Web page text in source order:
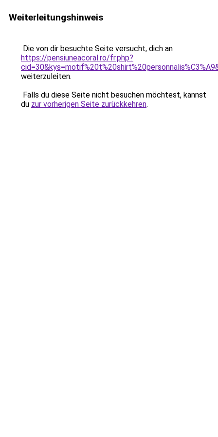
Weiterleitungshinweis
Die von dir besuchte Seite versucht, dich an
https://pensiuneacoral.ro/fr.php?
weiterzuleiten.
Falls du diese Seite nicht besuchen möchtest, kannst
du zur vorherigen Seite zurückkehren.